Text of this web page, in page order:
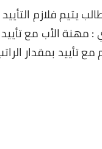
يتيم فلازم
: مهنة الأب مع
تأييد بمقدار